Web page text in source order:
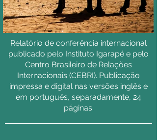
Relatório de conferência internacional
publicado pelo Instituto Igarapé e pelo
Centro Brasileiro de Relações
Internacionais (CEBRI). Publicação
impressa e digital nas versões inglês e
em português, separadamente, 24
páginas.